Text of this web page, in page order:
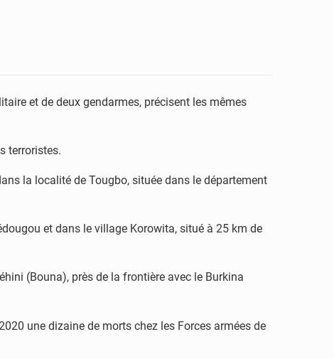
et de deux gendarmes, précisent les mêmes
terroristes.
la localité de Tougbo, située dans le département
et dans le village Korowita, situé à 25 km de
(Bouna), près de la frontière avec le Burkina
une dizaine de morts chez les Forces armées de